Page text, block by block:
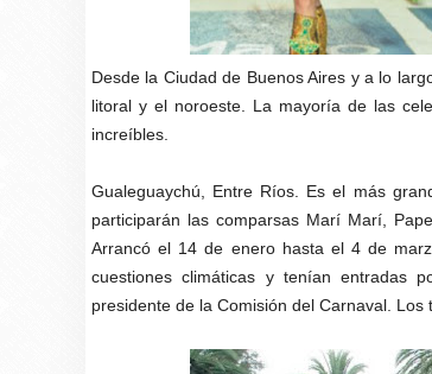
Desde la Ciudad de Buenos Aires y a lo
litoral y el noroeste. La mayoría de las
increíbles.
Gualeguaychú, Entre Ríos. Es el más
participarán las comparsas Marí Marí,
Arrancó el 14 de enero hasta el 4 de
cuestiones climáticas y tenían entradas
presidente de la Comisión del Carnaval.